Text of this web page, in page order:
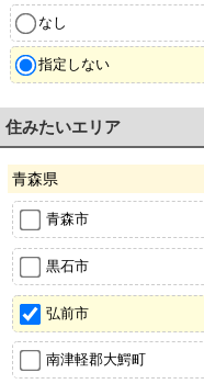
なし
指定しない
住みたいエリア
青森県
青森市
黒石市
弘前市
南津軽郡大鰐町